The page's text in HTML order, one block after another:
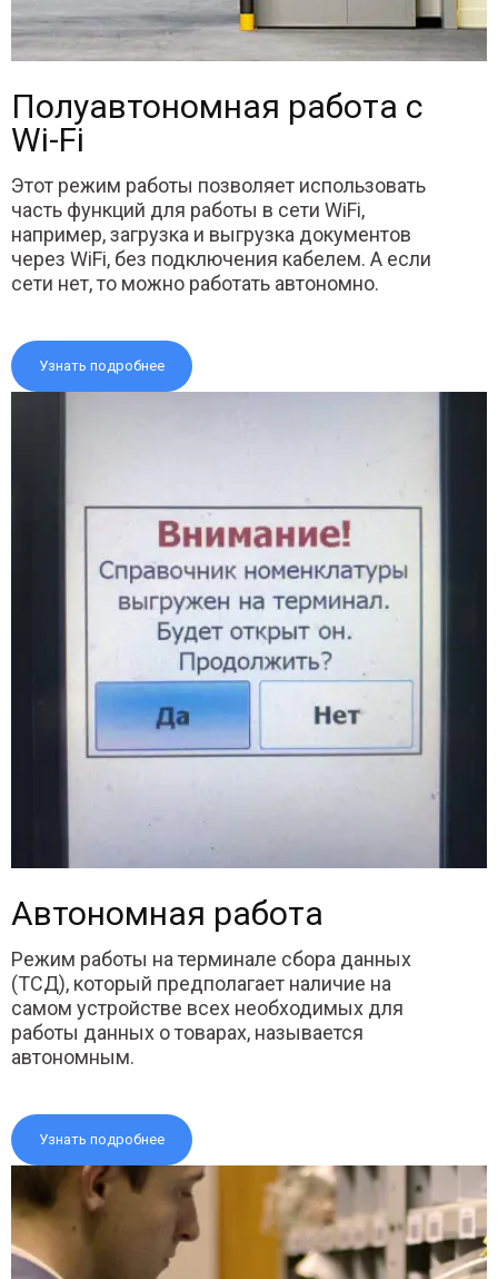
Полуавтономная работа с
Wi-Fi
Этот режим работы позволяет использовать
часть функций для работы в сети WiFi,
например, загрузка и выгрузка документов
через WiFi, без подключения кабелем. А если
сети нет, то можно работать автономно.
Узнать подробнее
Автономная работа
Режим работы на терминале сбора данных
(ТСД), который предполагает наличие на
самом устройстве всех необходимых для
работы данных о товарах, называется
автономным.
Узнать подробнее